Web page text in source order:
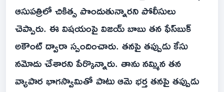
ఆసుపత్రిలో చికిత్స పొందుతున్నారని పోలీసులు
చెప్పారు. ఈ విష‌యంపై విజ‌య్ బాబు త‌న ఫేస్‌బుక్
అకౌంట్ ద్వారా స్పందించారు. తనపై తప్పుడు కేసు
నమోదు చేశార‌ని పేర్కొన్నారు. తాను నమ్మిన తన
వ్యాపార భాగస్వామితో పాటు ఆమె భర్త తనపై తప్పుడు